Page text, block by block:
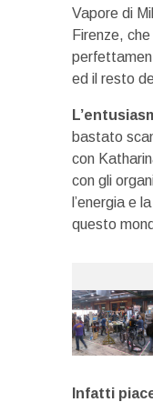
Vapore di
Firenze,
ed il resto
bastato
con
con gli
l’energia e
questo
Infatti